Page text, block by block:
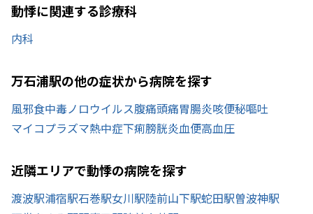
動悸に関連する診療科
内科
万石浦駅の他の症状から病院を探す
風邪食中毒ノロウイルス腹痛頭痛胃腸炎咳便秘嘔吐
マイコプラズマ熱中症下痢膀胱炎血便高血圧
近隣エリアで動悸の病院を探す
渡波駅浦宿駅石巻駅女川駅陸前山下駅蛇田駅曽波神駅